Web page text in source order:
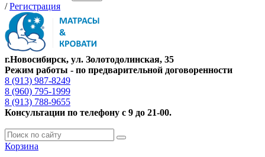
/ Регистрация
г.Новосибирск, ул. Золотодолинская, 35
Режим работы - по предварительной договоренности
8 (913) 987-8249
8 (960) 795-1999
8 (913) 788-9655
Консультации по телефону с 9 до 21-00.
Корзина